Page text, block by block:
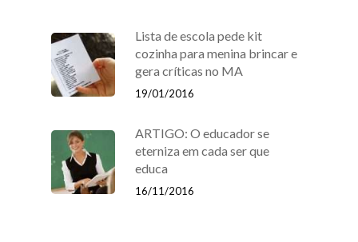
Lista de escola pede kit
cozinha para menina brincar e
gera críticas no MA
19/01/2016
ARTIGO: O educador se
eterniza em cada ser que
educa
16/11/2016